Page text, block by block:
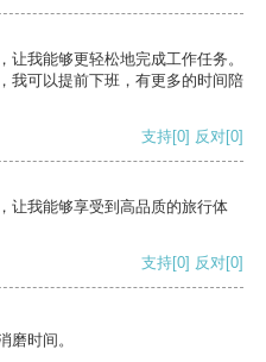
我能够更轻松地完成工作任务。
我可以提前下班，有更多的时间陪
支持[0] 反对[0]
让我能够享受到高品质的旅行体
支持[0] 反对[0]
磨时间。